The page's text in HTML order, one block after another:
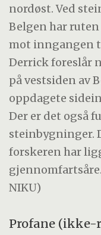
nordøst. Ved
Belgen har
mot inngangen
Derrick foreslår
på vestsiden av
oppdagete
Der er det også
steinbygninger.
forskeren har
gjennomfartsåre.
NIKU)
Profane (ikke-